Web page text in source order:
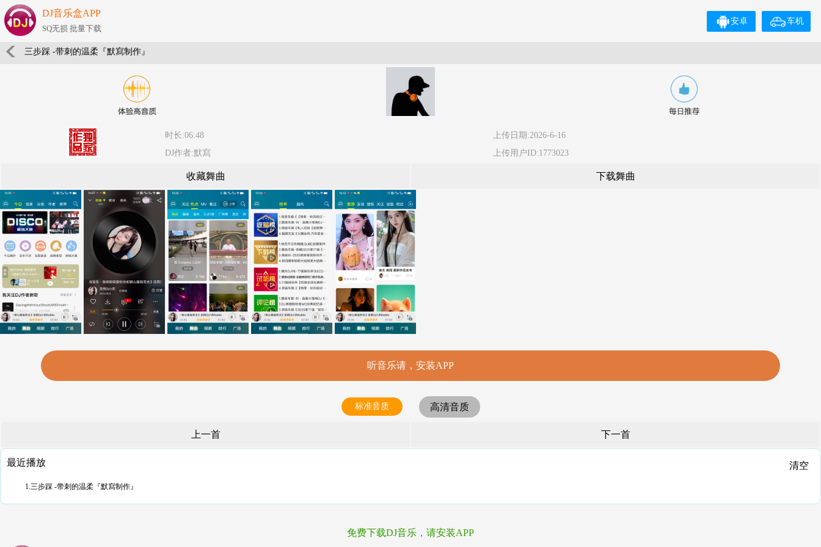
DJ音乐盒APP
SQ无损 批量下载
车机
安卓
三步踩 -带刺的温柔『默寫制作』
时长:06:48
上传日期:2026-6-16
DJ作者:默寫
上传用户ID:1773023
收藏舞曲 下载舞曲
听音乐请，安装APP
标准音质 高清音质
上一首 下一首
最近播放 清空
1.三步踩 -带刺的温柔『默寫制作』
免费下载DJ音乐，请安装APP